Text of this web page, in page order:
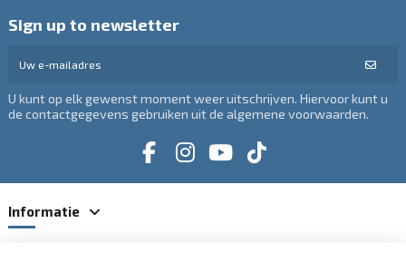
Sign up to newsletter
U kunt op elk gewenst moment weer uitschrijven. Hiervoor kunt u
de contactgegevens gebruiken uit de algemene voorwaarden.
Informatie